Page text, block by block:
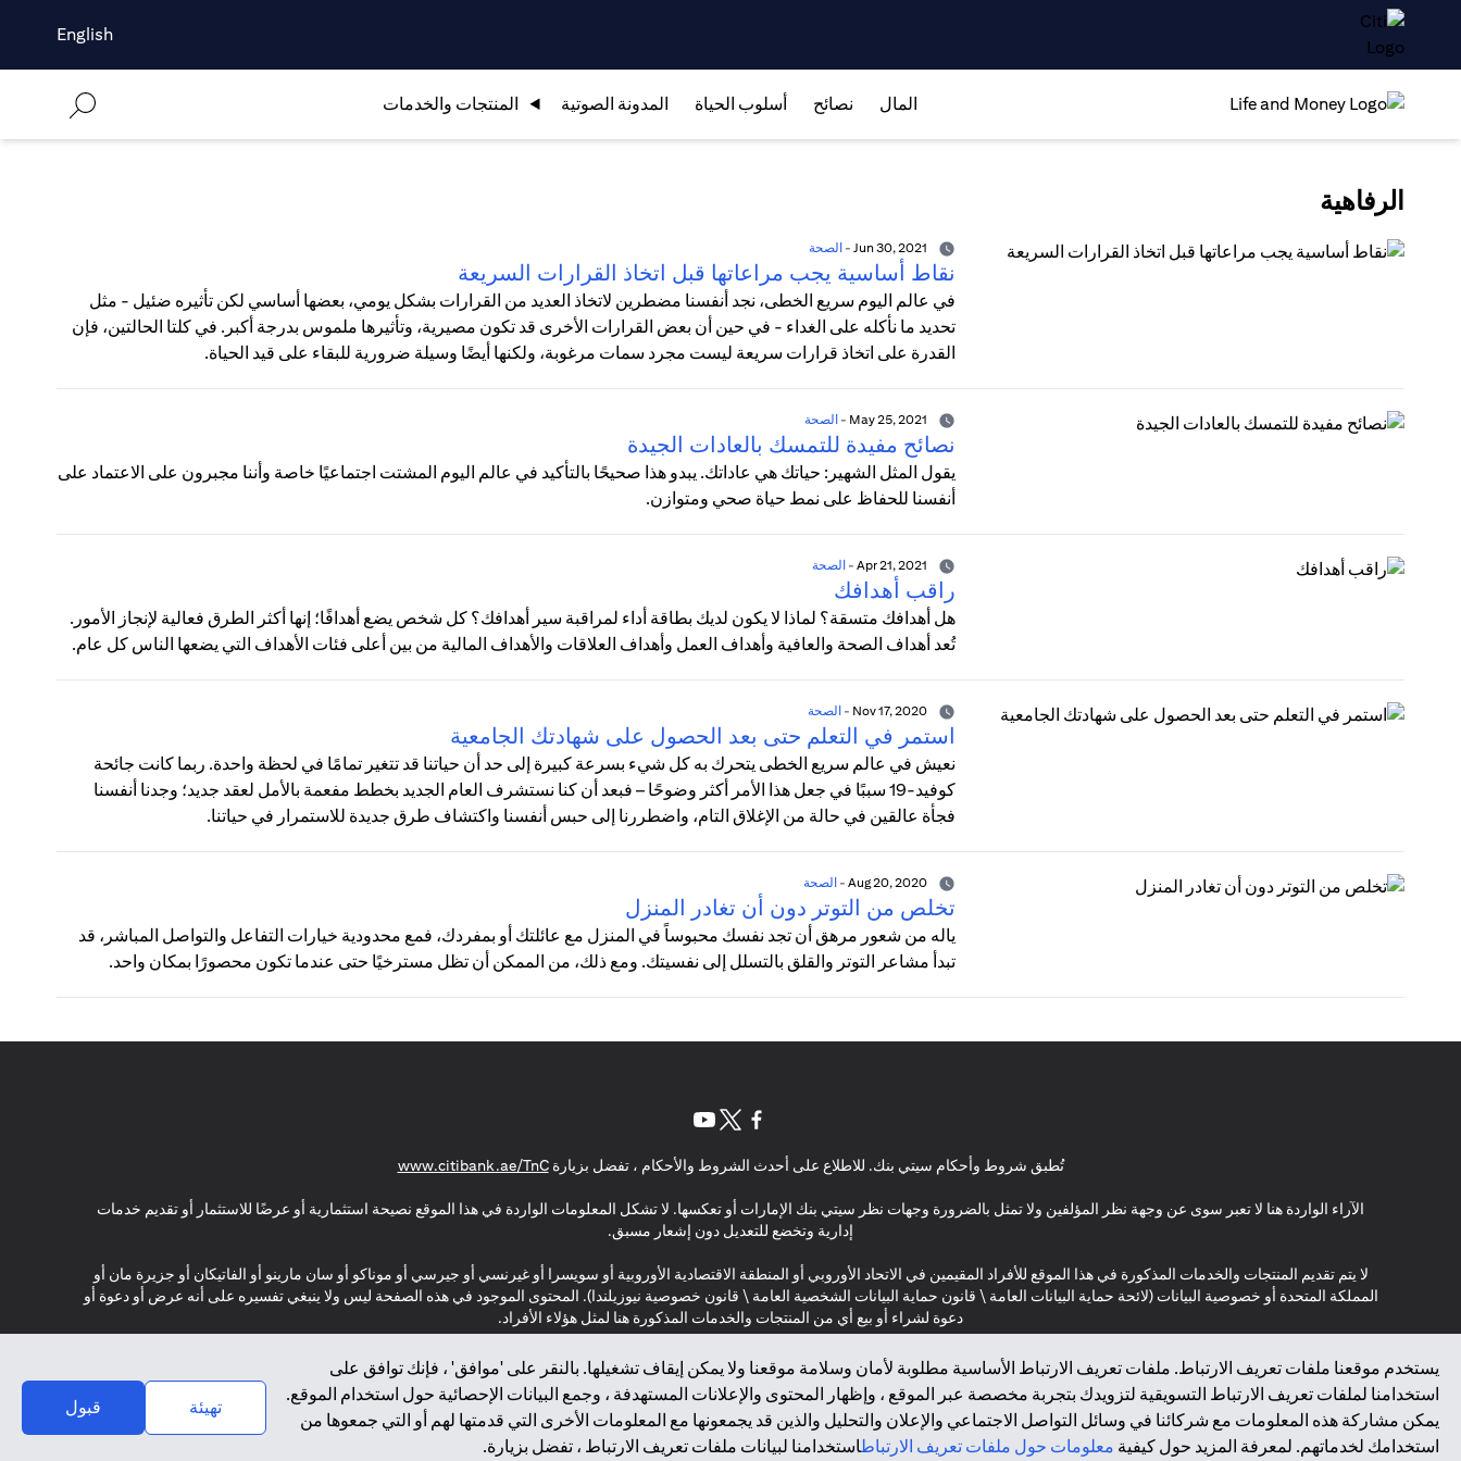
↑
English
المال نصائح أسلوب الحياة المدونة الصوتية المنتجات والخدمات
الرفاهية
-الصحة
نقاط أساسية يجب مراعاتها قبل اتخاذ القرارات السريعة
في عالم اليوم سريع الخطى، نجد أنفسنا مضطرين لاتخاذ العديد من القرارات بشكل يومي، بعضها أساسي لكن تأثيره ضئيل - مثل
تحديد ما نأكله على الغداء - في حين أن بعض القرارات الأخرى قد تكون مصيرية، وتأثيرها ملموس بدرجة أكبر. في كلتا الحالتين، فإن
القدرة على اتخاذ قرارات سريعة ليست مجرد سمات مرغوبة، ولكنها أيضًا وسيلة ضرورية للبقاء على قيد الحياة.
-الصحة
نصائح مفيدة للتمسك بالعادات الجيدة
يقول المثل الشهير: حياتك هي عاداتك. يبدو هذا صحيحًا بالتأكيد في عالم اليوم المشتت اجتماعيًا خاصة وأننا مجبرون على الاعتماد على
أنفسنا للحفاظ على نمط حياة صحي ومتوازن.
-الصحة
راقب أهدافك
هل أهدافك متسقة؟ لماذا لا يكون لديك بطاقة أداء لمراقبة سير أهدافك؟ كل شخص يضع أهدافًا؛ إنها أكثر الطرق فعالية لإنجاز الأمور.
تُعد أهداف الصحة والعافية وأهداف العمل وأهداف العلاقات والأهداف المالية من بين أعلى فئات الأهداف التي يضعها الناس كل عام.
Nov 17, 2020
-الصحة
استمر في التعلم حتى بعد الحصول على شهادتك الجامعية
نعيش في عالم سريع الخطى يتحرك به كل شيء بسرعة كبيرة إلى حد أن حياتنا قد تتغير تمامًا في لحظة واحدة. ربما كانت جائحة
كوفيد-19 سببًا في جعل هذا الأمر أكثر وضوحًا – فبعد أن كنا نستشرف العام الجديد بخطط مفعمة بالأمل لعقد جديد؛ وجدنا أنفسنا
فجأة عالقين في حالة من الإغلاق التام، واضطررنا إلى حبس أنفسنا واكتشاف طرق جديدة للاستمرار في حياتنا.
Aug 20, 2020
-الصحة
تخلص من التوتر دون أن تغادر المنزل
ياله من شعور مرهق أن تجد نفسك محبوساً في المنزل مع عائلتك أو بمفردك، فمع محدودية خيارات التفاعل والتواصل المباشر، قد
تبدأ مشاعر التوتر والقلق بالتسلل إلى نفسيتك. ومع ذلك، من الممكن أن تظل مسترخيًا حتى عندما تكون محصورًا بمكان واحد.
يستخدم موقعنا ملفات تعريف الارتباط. ملفات تعريف الارتباط الأساسية مطلوبة لأمان وسلامة موقعنا ولا يمكن إيقاف تشغيلها. بالنقر على 'موافق' ، فإنك توافق على
استخدامنا لملفات تعريف الارتباط التسويقية لتزويدك بتجربة مخصصة عبر الموقع ، وإظهار المحتوى والإعلانات المستهدفة ، وجمع البيانات الإحصائية حول استخدام الموقع.
يمكن مشاركة هذه المعلومات مع شركائنا في وسائل التواصل الاجتماعي والإعلان والتحليل والذين قد يجمعونها مع المعلومات الأخرى التي قدمتها لهم أو التي جمعوها من
استخدامك لخدماتهم. لمعرفة المزيد حول كيفية معلومات حول ملفات تعريف الارتباطاستخدامنا لبيانات ملفات تعريف الارتباط ، تفضل بزيارة.
تهيئة قبول
تُطبق شروط وأحكام سيتي بنك. للاطلاع على أحدث الشروط والأحكام ، تفضل بزيارةwww.citibank.ae/TnC
(opens in a new tab)
الآراء الواردة هنا لا تعبر سوى عن وجهة نظر المؤلفين ولا تمثل بالضرورة وجهات نظر سيتي بنك الإمارات أو تعكسها. لا تشكل المعلومات الواردة في هذا الموقع نصيحة استثمارية أو عرضًا للاستثمار أو تقديم خدمات
إدارية وتخضع للتعديل دون إشعار مسبق.
لا يتم تقديم المنتجات والخدمات المذكورة في هذا الموقع للأفراد المقيمين في الاتحاد الأوروبي أو المنطقة الاقتصادية الأوروبية أو سويسرا أو غيرنسي أو جيرسي أو موناكو أو سان مارينو أو الفاتيكان أو جزيرة مان أو
المملكة المتحدة أو خصوصية البيانات (لائحة حماية البيانات العامة \ قانون حماية البيانات الشخصية العامة \ قانون خصوصية نيوزيلندا). المحتوى الموجود في هذه الصفحة ليس ولا ينبغي تفسيره على أنه عرض أو دعوة أو
دعوة لشراء أو بيع أي من المنتجات والخدمات المذكورة هنا لمثل هؤلاء الأفراد.
*GDPR – اللائحة العامة لحماية البيانات؛ * LGPD – Lei Geral de Proteção de Dados Pessoais ; *NZPA – قانون الخصوصية النيوزيلندي
2025 citibank.ae